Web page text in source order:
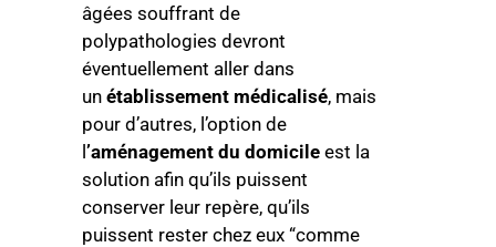
âgées souffrant de
polypathologies devront
éventuellement aller dans
un établissement médicalisé, mais
pour d’autres, l’option de
l’aménagement du domicileest la
solution afin qu’ils puissent
conserver leur repère, qu’ils
puissent rester chez eux “comme